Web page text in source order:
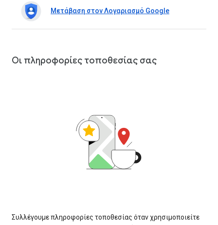
Μετάβαση στον Λογαριασμό Google
Οι πληροφορίες τοποθεσίας σας
Συλλέγουμε πληροφορίες τοποθεσίας όταν χρησιμοποιείτε